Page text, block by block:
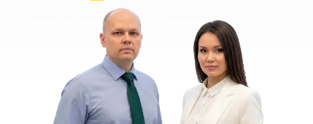
Юрисконсульт